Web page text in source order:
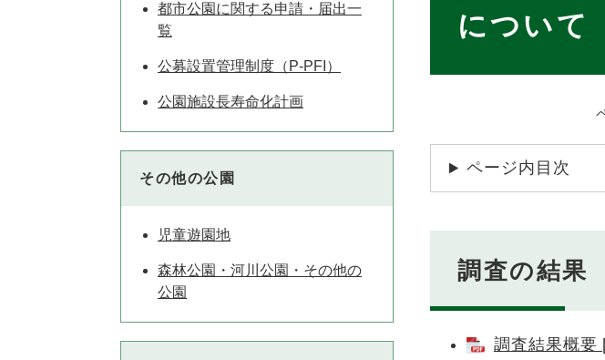
について
ページ内目次
調査の結果
調査結果概要
都市公園に関する申請・届出一
覧
公募設置管理制度（P-PFI）
公園施設長寿命化計画
その他の公園
児童遊園地
森林公園・河川公園・その他の
公園